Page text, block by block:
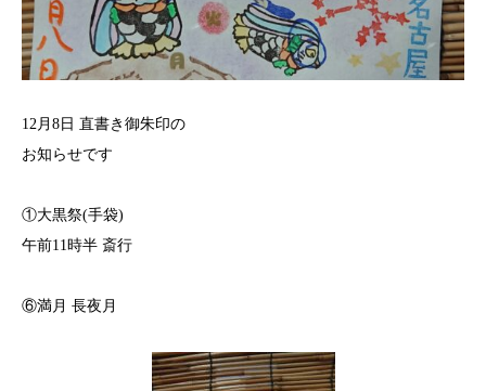
12月8日 直書き御朱印の
お知らせです
①大黒祭(手袋)
午前11時半 斎行
⑥満月 長夜月